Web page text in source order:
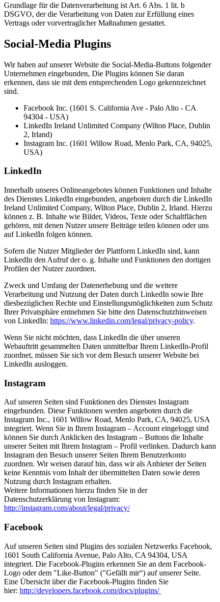
Grundlage für die Datenverarbeitung ist Art. 6 Abs. 1 lit. b
DSGVO, der die Verarbeitung von Daten zur Erfüllung eines
Vertrags oder vorvertraglicher Maßnahmen gestattet.
Social-Media Plugins
Wir haben auf unserer Website die Social-Media-Buttons folgender
Unternehmen eingebunden, Die Plugins können Sie daran
erkennen, dass sie mit dem entsprechenden Logo gekennzeichnet
sind.
Facebook Inc. (1601 S. California Ave - Palo Alto - CA
94304 - USA)
LinkedIn Ireland Unlimited Company (Wilton Place, Dublin
2, Irland)
Instagram Inc. (1601 Willow Road, Menlo Park, CA, 94025,
USA)
LinkedIn
Innerhalb unseres Onlineangebotes können Funktionen und Inhalte
des Dienstes LinkedIn eingebunden, angeboten durch die LinkedIn
Ireland Unlimited Company, Wilton Place, Dublin 2, Irland. Hierzu
können z. B. Inhalte wie Bilder, Videos, Texte oder Schaltflächen
gehören, mit denen Nutzer unsere Beiträge teilen können oder uns
auf LinkedIn folgen können.
Sofern die Nutzer Mitglieder der Plattform LinkedIn sind, kann
LinkedIn den Aufruf der o. g. Inhalte und Funktionen den dortigen
Profilen der Nutzer zuordnen.
Zweck und Umfang der Datenerhebung und die weitere
Verarbeitung und Nutzung der Daten durch LinkedIn sowie Ihre
diesbezüglichen Rechte und Einstellungsmöglichkeiten zum Schutz
Ihrer Privatsphäre entnehmen Sie bitte den Datenschutzhinweisen
von LinkedIn: https://www.linkedin.com/legal/privacy-policy.
Wenn Sie nicht möchten, dass LinkedIn die über unseren
Webauftritt gesammelten Daten unmittelbar Ihrem LinkedIn-Profil
zuordnet, müssen Sie sich vor dem Besuch unserer Website bei
LinkedIn ausloggen.
Instagram
Auf unseren Seiten sind Funktionen des Dienstes Instagram
eingebunden. Diese Funktionen werden angeboten durch die
Instagram Inc., 1601 Willow Road, Menlo Park, CA, 94025, USA
integriert. Wenn Sie in Ihrem Instagram – Account eingeloggt sind
können Sie durch Anklicken des Instagram – Buttons die Inhalte
unserer Seiten mit Ihrem Instagram – Profil verlinken. Dadurch kann
Instagram den Besuch unserer Seiten Ihrem Benutzerkonto
zuordnen. Wir weisen darauf hin, dass wir als Anbieter der Seiten
keine Kenntnis vom Inhalt der übermittelten Daten sowie deren
Nutzung durch Instagram erhalten.
Weitere Informationen hierzu finden Sie in der
Datenschutzerklärung von Instagram:
http://instagram.com/about/legal/privacy/
Facebook
Auf unseren Seiten sind Plugins des sozialen Netzwerks Facebook,
1601 South California Avenue, Palo Alto, CA 94304, USA
integriert. Die Facebook-Plugins erkennen Sie an dem Facebook-
Logo oder dem "Like-Button" ("Gefällt mir“) auf unserer Seite.
Eine Übersicht über die Facebook-Plugins finden Sie
hier: http://developers.facebook.com/docs/plugins/